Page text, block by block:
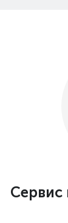
Сервис